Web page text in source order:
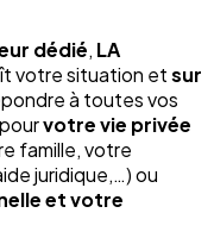
dédié, LA
votre situation etsur
à toutes vos
votre vie privée
famille, votre
juridique,…) ou
et votre